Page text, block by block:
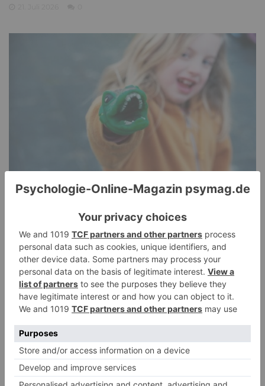
Pathological Demand Avoidance: Umgang mit
Autonomiebedürfnis (2)
15. Juli 2026 0